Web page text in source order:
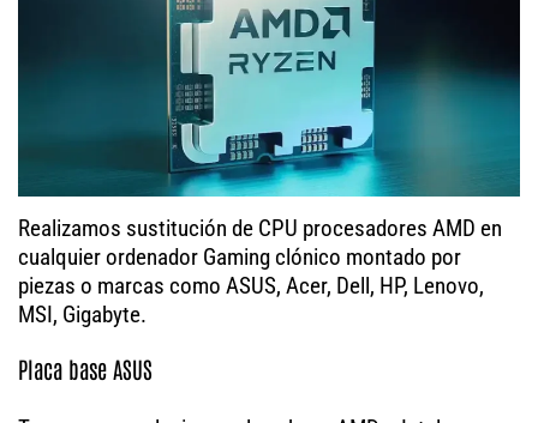
Realizamos sustitución de CPU procesadores AMD en
cualquier ordenador Gaming clónico montado por
piezas o marcas como ASUS, Acer, Dell, HP, Lenovo,
MSI, Gigabyte.
Placa base ASUS